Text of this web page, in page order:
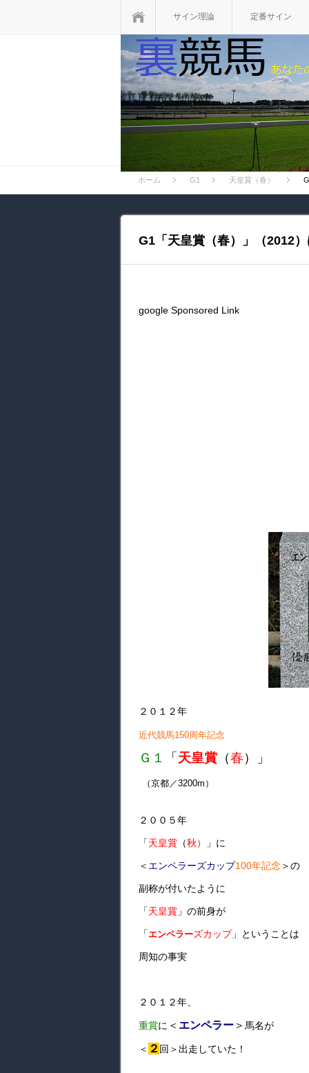
サイン理論 定番サイン
ホーム G1 天皇賞（春）
G1「天皇賞（春）」（2012
google Sponsored Link
２０１２年
近代競馬150周年記念
Ｇ１ 「 天皇賞 （春）」
（京都／3200m）
２００５年
「天皇賞 （秋） 」に
＜ エンペラーズカップ100年記念＞の
副称が付いたように
「天皇賞 」の前身が
「 エンペラーズカップ」ということは
周知の事実
２０１２年、
重賞に ＜ エンペラー ＞ 馬名が
＜ ２ 回＞出走していた！